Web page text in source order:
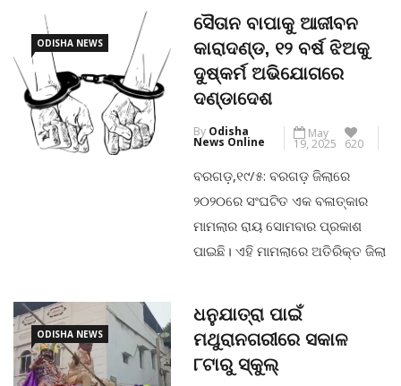
ନେଉଥିବାବେଳେ ଭିଜିଲାନ୍ସ ହାତରେ
ଧରାପଡ଼ିଛନ୍ତି ।ମିଳିଥିବା ପ୍ରାଥମିକ
ସୂଚନା ଆଧାରରେ, ଜଣେ ସ୍କ୍ରାପ୍
ଡିଲର୍ ଯିଏ କି ଅଭିଯୋଗକାରୀ ତାଙ୍କ
ବ୍ୟବସାୟ ସୁରୁଖରେ ଚଳାଇବାକୁ
ଅନୁମତି ମାଗୁଥିବାବେଳେ ଏସ୍ଆଇ
ମାଗିଥିଲେ । ମାତ୍ର ଡିଲର୍
ଏତେଗୁଡ଼ାଏ ଟଙ୍କା
CONTINUE READING
ODISHA NEWS
ସୈତାନ ବାପାକୁ ଆଜୀବନ
କାରାଦଣ୍ଡ, ୧୨ ବର୍ଷ ଝିଅକୁ
ଦୁଷ୍କର୍ମ ଅଭିଯୋଗରେ
ଦଣ୍ଡାଦେଶ
By Odisha
News Online
May
19, 2025 620
ବରଗଡ଼,୧୯/୫: ବରଗଡ଼ ଜିଲାରେ
୨୦୨୦ରେ ସଂଘଟିତ ଏକ ବଳାତ୍କାର
ମାମଲାର ରାୟ ସୋମବାର ପ୍ରକାଶ
ପାଇଛି। ଏହି ମାମଲାରେ ଅତିରିକ୍ତ ଜିଲା
ଜଜ୍ ଅଭିଯୁକ୍ତ ବାପାଙ୍କୁ ଆଜୀବନ
କାରାଦଣ୍ଡାଦେଶରେ ଦଣ୍ଡିତ କରିଛନ୍ତି
। ଏହା ସହିତ ପୀଡ଼ିତା ୧୦ ଲକ୍ଷ
କ୍ଷତିପୂରଣ ଦେବା ଦିଗରେ ପଦକ୍ଷେପ
ODISHA NEWS
ଧନୁଯାତ୍ରା ପାଇଁ
ମଥୁରାନଗରୀରେ ସକାଳ
୮ଟାରୁ ସ୍କୁଲ୍